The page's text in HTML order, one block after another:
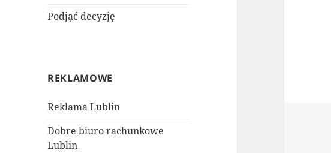
Podjąć decyzję
REKLAMOWE
Reklama Lublin
Dobre biuro rachunkowe
Lublin